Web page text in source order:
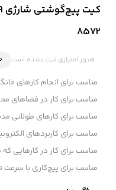
8572
هنوز امتیازی ثبت نشده است 0
مناسب برای انجام کارهای
مناسب برای کار در فضاهای
مناسب برای کارهای طولانی
مناسب برای کاربردهای
مناسب برای کار در کارهایی که
مناسب برای پیچ‌کاری با سرعت تا ۳۰۰ دور در